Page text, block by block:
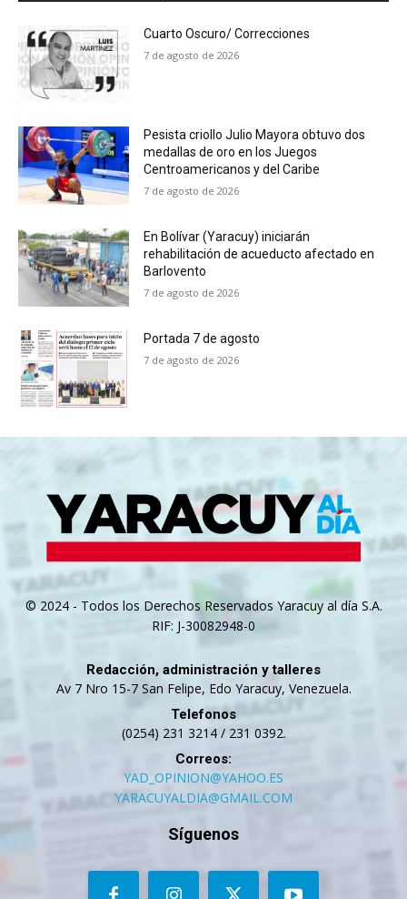
Cuarto Oscuro/ Correcciones
7 de agosto de 2026
Pesista criollo Julio Mayora obtuvo dos
medallas de oro en los Juegos
Centroamericanos y del Caribe
7 de agosto de 2026
En Bolívar (Yaracuy) iniciarán
rehabilitación de acueducto afectado en
Barlovento
7 de agosto de 2026
Portada 7 de agosto
7 de agosto de 2026
© 2024 - Todos los Derechos Reservados Yaracuy al día S.A.
RIF: J-30082948-0
Redacción, administración y talleres
Av 7 Nro 15-7 San Felipe, Edo Yaracuy, Venezuela.
Telefonos
(0254) 231 3214 / 231 0392.
Correos:
YAD_OPINION@YAHOO.ES
YARACUYALDIA@GMAIL.COM
Síguenos